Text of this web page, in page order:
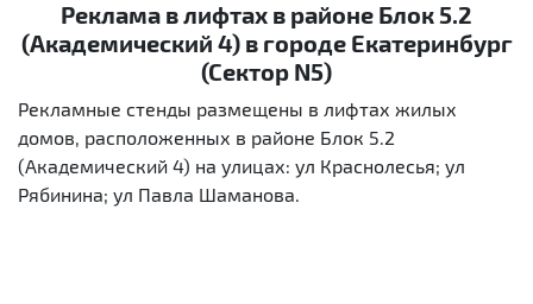
Реклама в лифтах в районе Блок 5.2
(Академический 4) в городе Екатеринбург
(Сектор N5)
Рекламные стенды размещены в лифтах жилых
домов, расположенных в районе Блок 5.2
(Академический 4) на улицах: ул Краснолесья; ул
Рябинина; ул Павла Шаманова.